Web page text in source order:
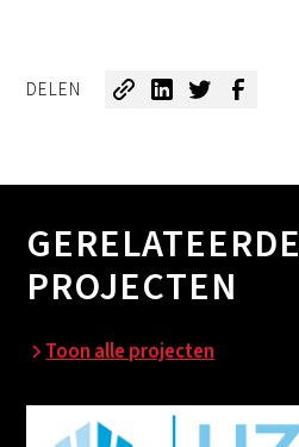
DELEN
GERELATEERDE
PROJECTEN
Toon alle projecten